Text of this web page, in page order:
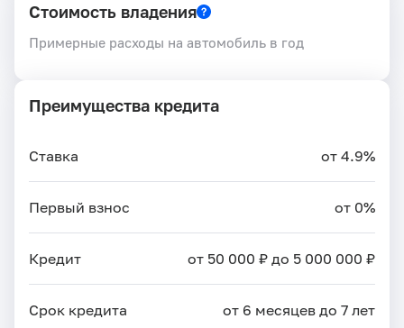
Стоимость владения
Примерные расходы на автомобиль в год
Преимущества кредита
Ставка от 4.9%
Первый взнос от 0%
Кредит от 50 000 ₽ до 5 000 000 ₽
Срок кредита от 6 месяцев до 7 лет